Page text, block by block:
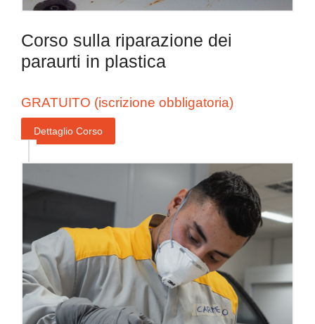
Corso sulla riparazione dei
paraurti in plastica
GRATUITO (iscrizione obbligatoria)
Dettaglio Corso